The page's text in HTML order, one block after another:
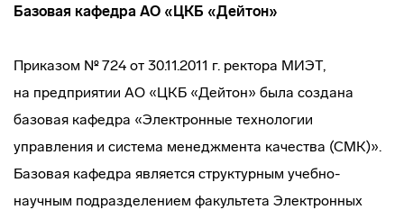
Базовая кафедра АО «ЦКБ «Дейтон»
Приказом № 724 от 30.11.2011 г. ректора МИЭТ,
на предприятии АО «ЦКБ «Дейтон» была создана
базовая кафедра «Электронные технологии
управления и система менеджмента качества (СМК)».
Базовая кафедра является структурным учебно-
научным подразделением факультета Электронных